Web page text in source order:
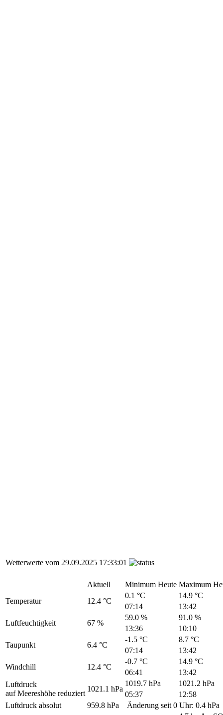
Wetterwerte vom 29.09.2025 17:33:01
Aktuell Minimum Heute Maximum
Temperatur
12.4 °C
0.1 °C
14.9 °C
07:14
13:42
Luftfeuchtigkeit
67 %
59.0 %
91.0 %
13:36
10:10
Taupunkt
6.4 °C
-1.5 °C
8.7 °C
07:14
13:42
Windchill
12.4 °C
-0.7 °C
14.9 °C
06:41
13:42
Luftdruck
auf Meereshöhe reduziert
1021.1 hPa
1019.7 hPa
1021.2 hPa
05:37
12:58
Luftdruck absolut
959.8 hPa Änderung seit 0 Uhr: 0.4 hPa